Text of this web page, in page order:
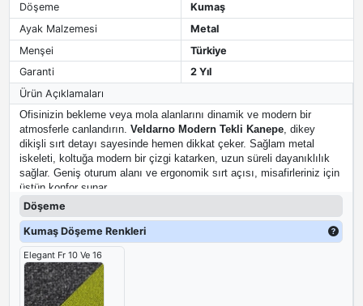
Döşeme
Kumaş
Ayak Malzemesi
Metal
Menşei
Türkiye
Garanti
2 Yıl
Ürün Açıklamaları
Ofisinizin bekleme veya mola alanlarını dinamik ve modern bir
atmosferle canlandırın. Veldarno Modern Tekli Kanepe, dikey
dikişli sırt detayı sayesinde hemen dikkat çeker. Sağlam metal
iskeleti, koltuğa modern bir çizgi katarken, uzun süreli dayanıklılık
sağlar. Geniş oturum alanı ve ergonomik sırt açısı, misafirleriniz için
üstün konfor sunar.
Döşeme
Kumaş Döşeme Renkleri
Elegant Fr 10 Ve 16